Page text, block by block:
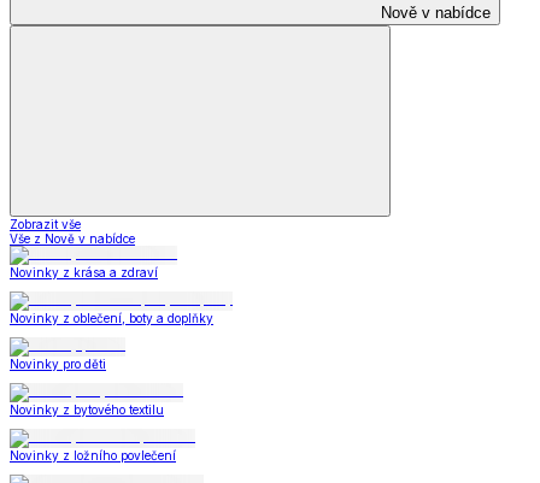
Nově v nabídce
Zobrazit vše
Vše z Nově v nabídce
Novinky z krása a zdraví
Novinky z oblečení, boty a doplňky
Novinky pro děti
Novinky z bytového textilu
Novinky z ložního povlečení